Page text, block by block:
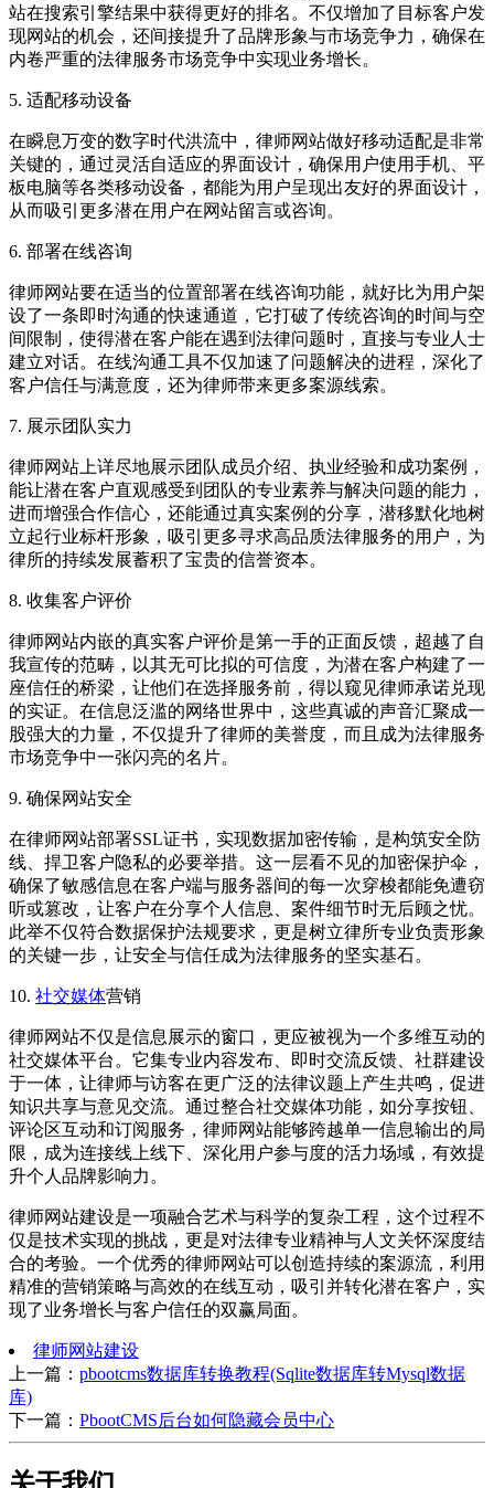
站在搜索引擎结果中获得更好的排名。不仅增加了目标客户发
现网站的机会，还间接提升了品牌形象与市场竞争力，确保在
内卷严重的法律服务市场竞争中实现业务增长。
5. 适配移动设备
在瞬息万变的数字时代洪流中，律师网站做好移动适配是非常
关键的，通过灵活自适应的界面设计，确保用户使用手机、平
板电脑等各类移动设备，都能为用户呈现出友好的界面设计，
从而吸引更多潜在用户在网站留言或咨询。
6. 部署在线咨询
律师网站要在适当的位置部署在线咨询功能，就好比为用户架
设了一条即时沟通的快速通道，它打破了传统咨询的时间与空
间限制，使得潜在客户能在遇到法律问题时，直接与专业人士
建立对话。在线沟通工具不仅加速了问题解决的进程，深化了
客户信任与满意度，还为律师带来更多案源线索。
7. 展示团队实力
律师网站上详尽地展示团队成员介绍、执业经验和成功案例，
能让潜在客户直观感受到团队的专业素养与解决问题的能力，
进而增强合作信心，还能通过真实案例的分享，潜移默化地树
立起行业标杆形象，吸引更多寻求高品质法律服务的用户，为
律所的持续发展蓄积了宝贵的信誉资本。
8. 收集客户评价
律师网站内嵌的真实客户评价是第一手的正面反馈，超越了自
我宣传的范畴，以其无可比拟的可信度，为潜在客户构建了一
座信任的桥梁，让他们在选择服务前，得以窥见律师承诺兑现
的实证。在信息泛滥的网络世界中，这些真诚的声音汇聚成一
股强大的力量，不仅提升了律师的美誉度，而且成为法律服务
市场竞争中一张闪亮的名片。
9. 确保网站安全
在律师网站部署SSL证书，实现数据加密传输，是构筑安全防
线、捍卫客户隐私的必要举措。这一层看不见的加密保护伞，
确保了敏感信息在客户端与服务器间的每一次穿梭都能免遭窃
听或篡改，让客户在分享个人信息、案件细节时无后顾之忧。
此举不仅符合数据保护法规要求，更是树立律所专业负责形象
的关键一步，让安全与信任成为法律服务的坚实基石。
10. 社交媒体营销
律师网站不仅是信息展示的窗口，更应被视为一个多维互动的
社交媒体平台。它集专业内容发布、即时交流反馈、社群建设
于一体，让律师与访客在更广泛的法律议题上产生共鸣，促进
知识共享与意见交流。通过整合社交媒体功能，如分享按钮、
评论区互动和订阅服务，律师网站能够跨越单一信息输出的局
限，成为连接线上线下、深化用户参与度的活力场域，有效提
升个人品牌影响力。
律师网站建设是一项融合艺术与科学的复杂工程，这个过程不
仅是技术实现的挑战，更是对法律专业精神与人文关怀深度结
合的考验。一个优秀的律师网站可以创造持续的案源流，利用
精准的营销策略与高效的在线互动，吸引并转化潜在客户，实
现了业务增长与客户信任的双赢局面。
律师网站建设
上一篇： pbootcms数据库转换教程(Sqlite数据库转Mysql数据
库)
下一篇： PbootCMS后台如何隐藏会员中心